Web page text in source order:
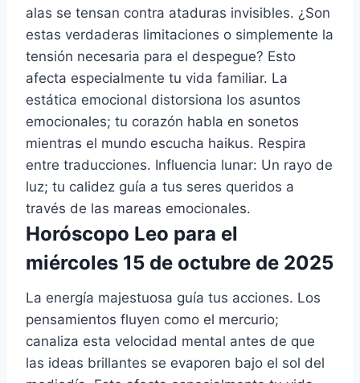
alas se tensan contra ataduras invisibles. ¿Son
estas verdaderas limitaciones o simplemente la
tensión necesaria para el despegue? Esto
afecta especialmente tu vida familiar. La
estática emocional distorsiona los asuntos
emocionales; tu corazón habla en sonetos
mientras el mundo escucha haikus. Respira
entre traducciones. Influencia lunar: Un rayo de
luz; tu calidez guía a tus seres queridos a
través de las mareas emocionales.
Horóscopo Leo para el
miércoles 15 de octubre de 2025
La energía majestuosa guía tus acciones. Los
pensamientos fluyen como el mercurio;
canaliza esta velocidad mental antes de que
las ideas brillantes se evaporen bajo el sol del